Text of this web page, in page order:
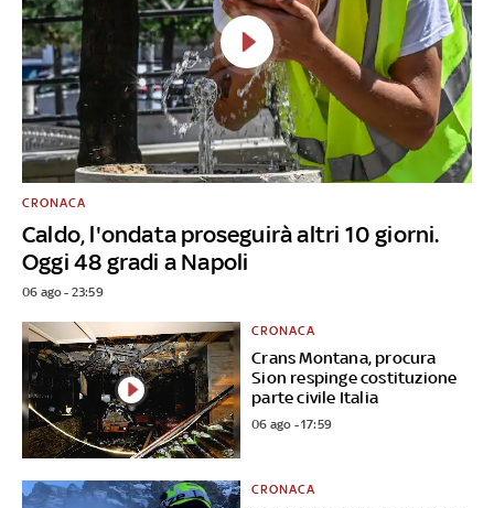
Caldo, l'ondata proseguirà altri 10 giorni.
Oggi 48 gradi a Napoli
CRONACA
06 ago - 23:59
Crans Montana, procura
Sion respinge costituzione
parte civile Italia
CRONACA
06 ago - 17:59
CRONACA